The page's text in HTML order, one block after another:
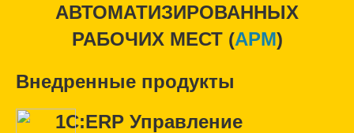
АВТОМАТИЗИРОВАННЫХ
РАБОЧИХ МЕСТ (APM)
Внедренные продукты
1С:ERP Управление